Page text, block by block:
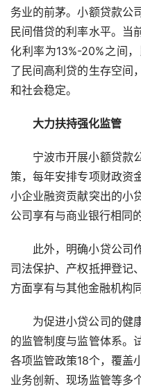
务业的前茅。小额贷款公
民间借贷的利率水平。当
化利率为13%-20%之间
了民间高利贷的生存空间
和社会稳定。
大力扶持强化监管
宁波市开展小额贷款
策，每年安排专项财政资
小企业融资贡献突出的小
公司享有与商业银行相同
此外，明确小贷公司
司法保护、产权抵押登记
方面享有与其他金融机构
为促进小贷公司的健
的监管制度与监管体系。
各项监管政策18个，覆盖
业务创新、现场监管等多